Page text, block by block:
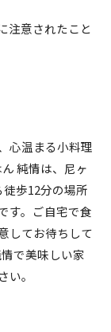
注意されたこと
心温まる小料理
純情は、尼ヶ
歩12分の場所
す。ご自宅で食
してお待ちして
で美味しい家
。